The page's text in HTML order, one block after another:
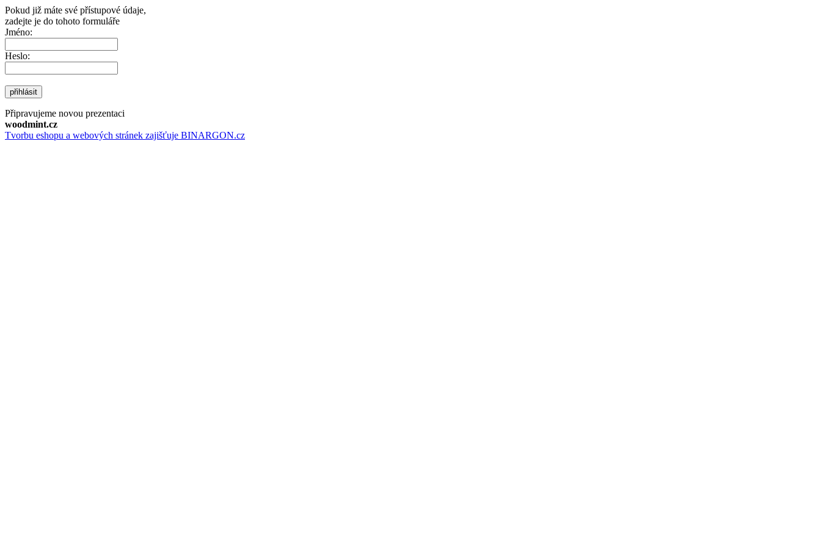
Pokud již máte své přístupové údaje,
zadejte je do tohoto formuláře
Jméno:
Heslo:
přihlásit
Připravujeme novou prezentaci
woodmint.cz
Tvorbu eshopu a webových stránek zajišťuje BINARGON.cz